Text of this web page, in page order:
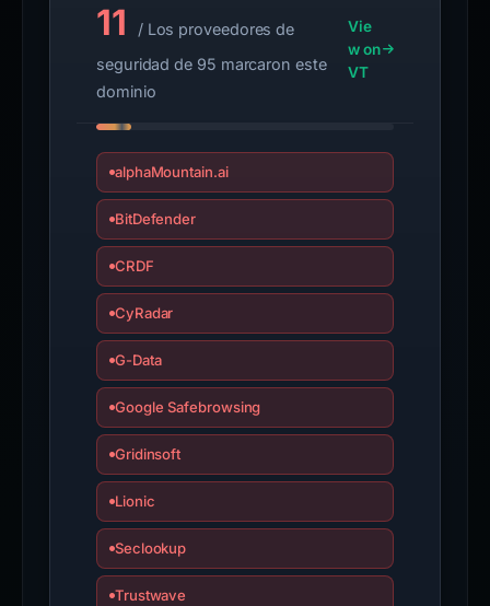
11
/ Los proveedores de
seguridad de 95 marcaron este
dominio
Vie
w on
VT
alphaMountain.ai
BitDefender
CRDF
CyRadar
G-Data
Google Safebrowsing
Gridinsoft
Lionic
Seclookup
Trustwave